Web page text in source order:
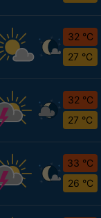
32 °C
27 °C
32 °C
27 °C
33 °C
26 °C